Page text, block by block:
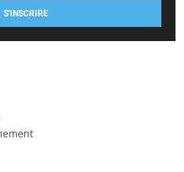
S'INSCRIRE